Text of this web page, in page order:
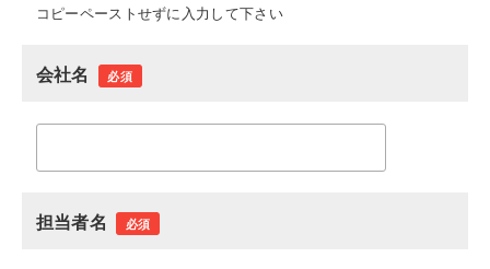
コピーペーストせずに入力して下さい
会社名 必須
担当者名 必須